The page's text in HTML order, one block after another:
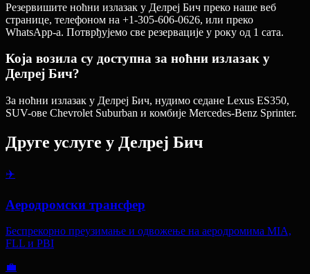
Резервишите ноћни излазак у Делреј Бич преко наше веб
странице, телефоном на +1-305-606-0626, или преко
WhatsApp-а. Потврђујемо све резервације у року од 1 сата.
Која возила су доступна за ноћни излазак у
Делреј Бич?
За ноћни излазак у Делреј Бич, нудимо седане Lexus ES350,
SUV-ове Chevrolet Suburban и комбије Mercedes-Benz Sprinter.
Друге услуге у Делреј Бич
✈️
Аеродромски трансфер
Беспрекорно преузимање и одвожење на аеродромима MIA,
FLL и PBI
💼